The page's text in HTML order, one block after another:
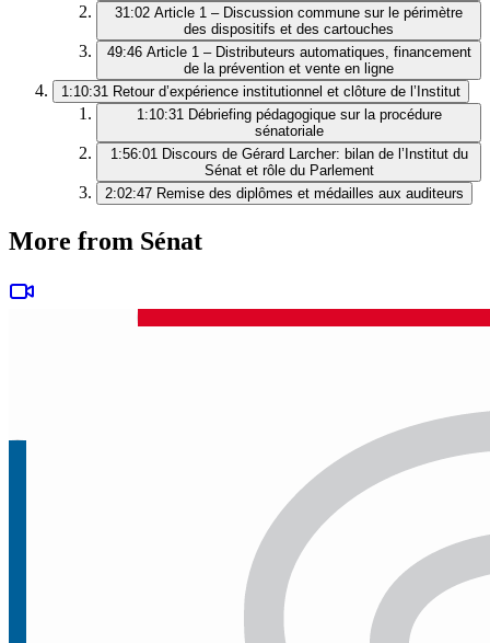
31:02 Article 1 – Discussion commune sur le périmètre
des dispositifs et des cartouches
49:46 Article 1 – Distributeurs automatiques, financement
de la prévention et vente en ligne
1:10:31 Retour d’expérience institutionnel et clôture de l’Institut
1:10:31 Débriefing pédagogique sur la procédure
sénatoriale
1:56:01 Discours de Gérard Larcher: bilan de l’Institut du
Sénat et rôle du Parlement
2:02:47 Remise des diplômes et médailles aux auditeurs
More from Sénat